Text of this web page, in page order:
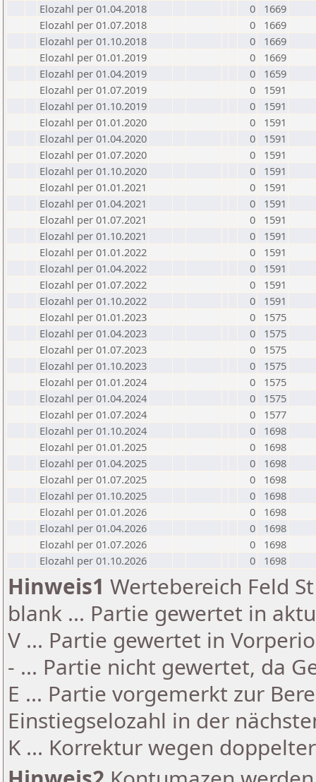
Elozahl per 01.04.2018
0
1669
Elozahl per 01.07.2018
0
1669
Elozahl per 01.10.2018
0
1669
Elozahl per 01.01.2019
0
1669
Elozahl per 01.04.2019
0
1659
Elozahl per 01.07.2019
0
1591
Elozahl per 01.10.2019
0
1591
Elozahl per 01.01.2020
0
1591
Elozahl per 01.04.2020
0
1591
Elozahl per 01.07.2020
0
1591
Elozahl per 01.10.2020
0
1591
Elozahl per 01.01.2021
0
1591
Elozahl per 01.04.2021
0
1591
Elozahl per 01.07.2021
0
1591
Elozahl per 01.10.2021
0
1591
Elozahl per 01.01.2022
0
1591
Elozahl per 01.04.2022
0
1591
Elozahl per 01.07.2022
0
1591
Elozahl per 01.10.2022
0
1591
Elozahl per 01.01.2023
0
1575
Elozahl per 01.04.2023
0
1575
Elozahl per 01.07.2023
0
1575
Elozahl per 01.10.2023
0
1575
Elozahl per 01.01.2024
0
1575
Elozahl per 01.04.2024
0
1575
Elozahl per 01.07.2024
0
1577
Elozahl per 01.10.2024
0
1698
Elozahl per 01.01.2025
0
1698
Elozahl per 01.04.2025
0
1698
Elozahl per 01.07.2025
0
1698
Elozahl per 01.10.2025
0
1698
Elozahl per 01.01.2026
0
1698
Elozahl per 01.04.2026
0
1698
Elozahl per 01.07.2026
0
1698
Elozahl per 01.10.2026
0 1698
Hinweis1 Wertebereich Feld
blank ... Partie gewertet in
V ... Partie gewertet in
- ... Partie nicht gewertet, da
E ... Partie vorgemerkt zur
Einstiegselozahl in der
K ... Korrektur wegen